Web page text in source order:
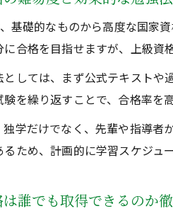
基礎的なものから高度な国家
合格を目指せますが、上級資
しては、まず公式テキストや
を繰り返すことで、合格率を
学だけでなく、先輩や指導者
るため、計画的に学習スケジュ
誰でも取得できるのか